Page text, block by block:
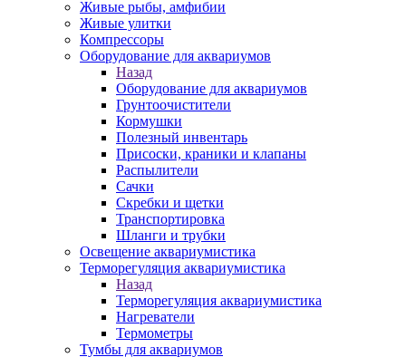
Живые рыбы, амфибии
Живые улитки
Компрессоры
Оборудование для аквариумов
Назад
Оборудование для аквариумов
Грунтоочистители
Кормушки
Полезный инвентарь
Присоски, краники и клапаны
Распылители
Сачки
Скребки и щетки
Транспортировка
Шланги и трубки
Освещение аквариумистика
Терморегуляция аквариумистика
Назад
Терморегуляция аквариумистика
Нагреватели
Термометры
Тумбы для аквариумов